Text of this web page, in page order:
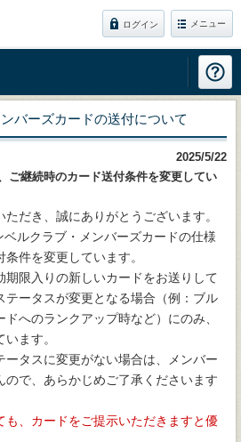
ログイン メニュー
バーズカードの送付について
2025/5/22
ご継続時のカード送付条件を変更してい
だき、誠にありがとうございます。
ルクラブ・メンバーズカードの仕様
件を変更しています。
期限入りの新しいカードをお送りして
テータスが変更となる場合（例：ブル
へのランクアップ時など）にのみ、
ます。
ータスに変更がない場合は、メンバー
ので、あらかじめご了承くださいます
も、カードをご提示いただきますと優